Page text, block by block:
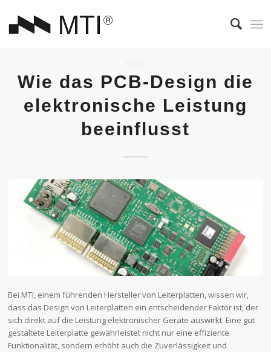
Wie das PCB-Design die
elektronische Leistung
beeinflusst
Bei MTI, einem führenden Hersteller von Leiterplatten, wissen wir,
dass das Design von Leiterplatten ein entscheidender Faktor ist, der
sich direkt auf die Leistung elektronischer Geräte auswirkt. Eine gut
gestaltete Leiterplatte gewährleistet nicht nur eine effiziente
Funktionalität, sondern erhöht auch die Zuverlässigkeit und